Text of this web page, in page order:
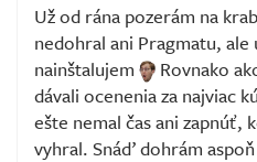
Už od rána pozerám na
nedohral ani Pragmatu, ale
nainštalujem
Rovnako
dávali ocenenia za najviac
ešte nemal čas ani zapnúť,
vyhral. Snáď dohrám